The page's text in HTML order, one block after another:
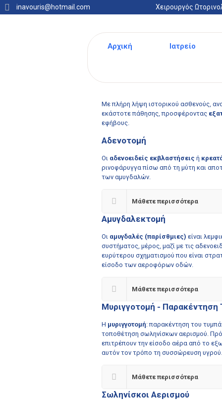
inavouris@hotmail.com Χειρουργός
Αρχική Ιατρείο
ΩΡΛ
Παιδο-
Με πλήρη λήψη ιστορικού ασθενούς,
εκάστοτε πάθησης, προσφέροντας
εφήβους.
Αδενοτομή
Οι αδενοειδείς εκβλαστήσεις ή
ρινοφάρυγγα πίσω από τη μύτη και
των αμυγδαλών.
Μάθετε περισσότερα
Αμυγδαλεκτομή
Οι αμυγδαλές (παρίσθμιες) είναι
συστήματος, μέρος, μαζί με τις
ευρύτερου σχηματισμού που είναι
είσοδο των αεροφόρων οδών.
Μάθετε περισσότερα
Μυριγγοτομή - Παρακέντηση
Η μυριγγοτομή: παρακέντηση του
τοποθέτηση σωληνίσκων αερισμού.
επιτρέπουν την είσοδο αέρα από το
αυτόν τον τρόπο τη συσσώρευση υγρού.
Μάθετε περισσότερα
Σωληνίσκοι Αερισμού